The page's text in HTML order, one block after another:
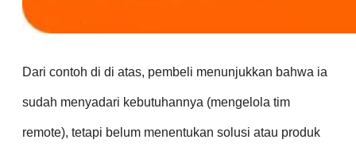
Dari contoh di di atas, pembeli menunjukkan bahwa ia
sudah menyadari kebutuhannya (mengelola tim
remote), tetapi belum menentukan solusi atau produk